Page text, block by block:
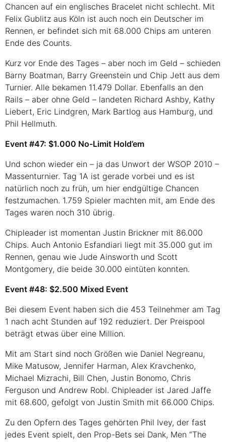
Chancen auf ein englisches Bracelet nicht schlecht. Mit
Felix Gublitz aus Köln ist auch noch ein Deutscher im
Rennen, er befindet sich mit 68.000 Chips am unteren
Ende des Counts.
Kurz vor Ende des Tages – aber noch im Geld – schieden
Barny Boatman, Barry Greenstein und Chip Jett aus dem
Turnier. Alle bekamen 11.479 Dollar. Ebenfalls an den
Rails – aber ohne Geld – landeten Richard Ashby, Kathy
Liebert, Eric Lindgren, Mark Bartlog aus Hamburg, und
Phil Hellmuth.
Event #47: $1.000 No-Limit Hold’em
Und schon wieder ein – ja das Unwort der WSOP 2010 –
Massenturnier. Tag 1A ist gerade vorbei und es ist
natürlich noch zu früh, um hier endgültige Chancen
festzumachen. 1.759 Spieler machten mit, am Ende des
Tages waren noch 310 übrig.
Chipleader ist momentan Justin Brickner mit 86.000
Chips. Auch Antonio Esfandiari liegt mit 35.000 gut im
Rennen, genau wie Jude Ainsworth und Scott
Montgomery, die beide 30.000 eintüten konnten.
Event #48: $2.500 Mixed Event
Bei diesem Event haben sich die 453 Teilnehmer am Tag
1 nach acht Stunden auf 192 reduziert. Der Preispool
beträgt etwas über eine Million.
Mit am Start sind noch Größen wie Daniel Negreanu,
Mike Matusow, Jennifer Harman, Alex Kravchenko,
Michael Mizrachi, Bill Chen, Justin Bonomo, Chris
Ferguson und Andrew Robl. Chipleader ist Jared Jaffe
mit 68.600, gefolgt von Justin Smith mit 66.000 Chips.
Zu den Opfern des Tages gehörten Phil Ivey, der fast
jedes Event spielt, den Prop-Bets sei Dank, Men “The